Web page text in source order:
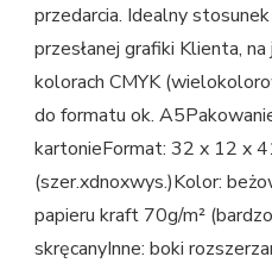
przedarcia. Idealny
przesłanej grafiki Klienta,
kolorach CMYK
do formatu ok.
kartonieFormat: 32 x 12 x
(szer.xdnoxwys.)Kolor:
papieru kraft 70g/m²
skręcanyInne: boki